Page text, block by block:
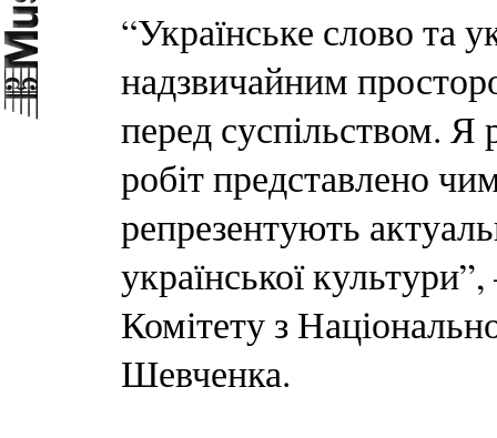
“Українське слово та
надзвичайним
перед суспільством.
робіт представлено
репрезентують
української
Комітету з
Шевченка.